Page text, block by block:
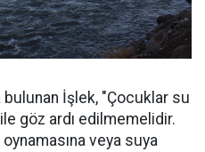
İşlek, "Çocuklar su
göz ardı edilmemelidir.
veya suya